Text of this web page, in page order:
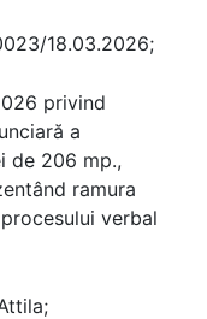
18.03.2026;
privind
a
de 206 mp.,
ramura
verbal